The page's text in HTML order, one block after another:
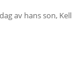
av hans son, Kell